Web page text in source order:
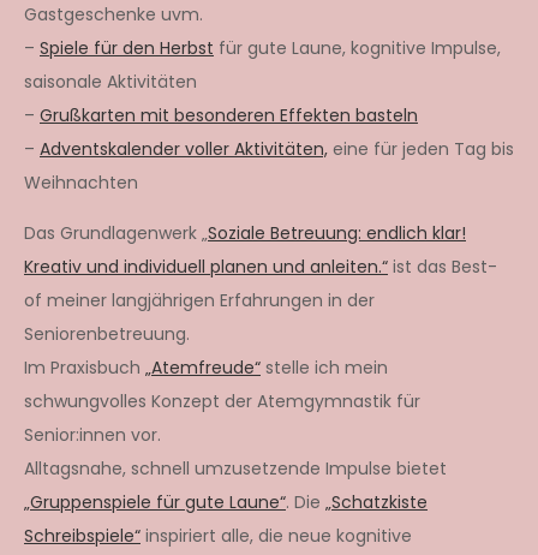
Gastgeschenke uvm.
– Spiele für den Herbst für gute Laune, kognitive Impulse,
saisonale Aktivitäten
– Grußkarten mit besonderen Effekten basteln
– Adventskalender voller Aktivitäten, eine für jeden Tag bis
Weihnachten
Das Grundlagenwerk „Soziale Betreuung: endlich klar!
Kreativ und individuell planen und anleiten.“ ist das Best-
of meiner langjährigen Erfahrungen in der
Seniorenbetreuung.
Im Praxisbuch „Atemfreude“ stelle ich mein
schwungvolles Konzept der Atemgymnastik für
Senior:innen vor.
Alltagsnahe, schnell umzusetzende Impulse bietet
„Gruppenspiele für gute Laune“. Die „Schatzkiste
Schreibspiele“ inspiriert alle, die neue kognitive